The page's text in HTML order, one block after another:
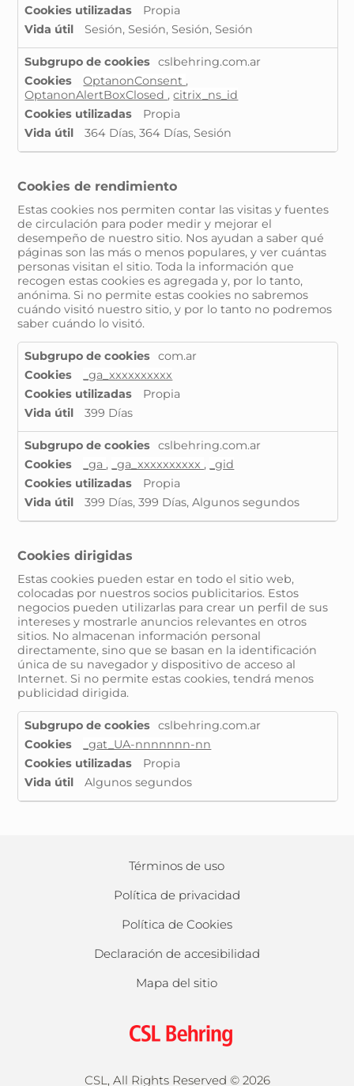
Propia
Sesión, Sesión, Sesión, Sesión
cslbehring.com.ar
OptanonConsent ,
OptanonAlertBoxClosed ,citrix_ns_id
Propia
364 Días, 364 Días, Sesión
Cookies de rendimiento
Estas cookies nos permiten contar las visitas y fuentes
de circulación para poder medir y mejorar el
desempeño de nuestro sitio. Nos ayudan a saber qué
páginas son las más o menos populares, y ver cuántas
personas visitan el sitio. Toda la información que
recogen estas cookies es agregada y, por lo tanto,
anónima. Si no permite estas cookies no sabremos
cuándo visitó nuestro sitio, y por lo tanto no podremos
saber cuándo lo visitó.
Cookies
de
rendimiento
com.ar
_ga_xxxxxxxxxx
Propia
399 Días
cslbehring.com.ar
_ga , _ga_xxxxxxxxxx ,
_gid
Propia
399 Días, 399 Días, Algunos segundos
Cookies dirigidas
Estas cookies pueden estar en todo el sitio web,
colocadas por nuestros socios publicitarios. Estos
negocios pueden utilizarlas para crear un perfil de sus
intereses y mostrarle anuncios relevantes en otros
sitios. No almacenan información personal
directamente, sino que se basan en la identificación
única de su navegador y dispositivo de acceso al
Internet. Si no permite estas cookies, tendrá menos
publicidad dirigida.
Cookies
dirigidas
cslbehring.com.ar
_gat_UA-nnnnnnn-nn
Propia
Algunos segundos
Términos de uso
Política de privacidad
Política de Cookies
Declaración de accesibilidad
Mapa del sitio
CSL, All Rights Reserved © 2026